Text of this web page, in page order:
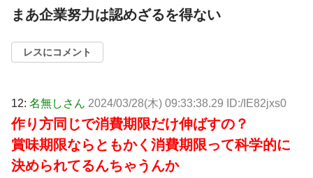
まあ企業努力は認めざるを得ない
レスにコメント
12: 名無しさん 2024/03/28(木) 09:33:38.29 ID:/IE82jxs0
作り方同じで消費期限だけ伸ばすの？
賞味期限ならともかく消費期限って科学的に
決められてるんちゃうんか